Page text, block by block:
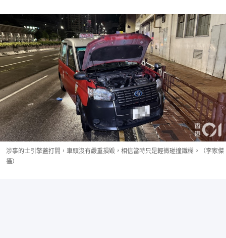
涉事的士引擎蓋打開，車頭沒有嚴重損毀，相信當時只是輕微碰撞鐵欄。（李家傑
攝）